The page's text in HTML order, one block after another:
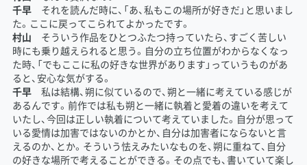
千早それを読んだ時に、「あ、私もこの場所が好きだ」と思いまし
た。ここに戻ってこられてよかったです。
村山 そういう作品をひとつふたつ持っていたら、すごく苦しい
時にも乗り越えられると思う。自分の立ち位置がわからなくなっ
た時、「でもここに私の好きな世界があります」っていうものがあ
ると、安心な気がする。
千早私は結構、朔に似ているので、朔と一緒に考えている感じが
あるんです。前作では私も朔と一緒に執着と愛着の違いを考えて
いたし、今回は正しい執着について考えていました。自分が思って
いる愛情は加害ではないのかとか、自分は加害者にならないと言
えるのか、とか。そういう怯えみたいなものを、朔に重ねて、自分
の好きな場所で考えることができる。その点でも、書いていて楽し